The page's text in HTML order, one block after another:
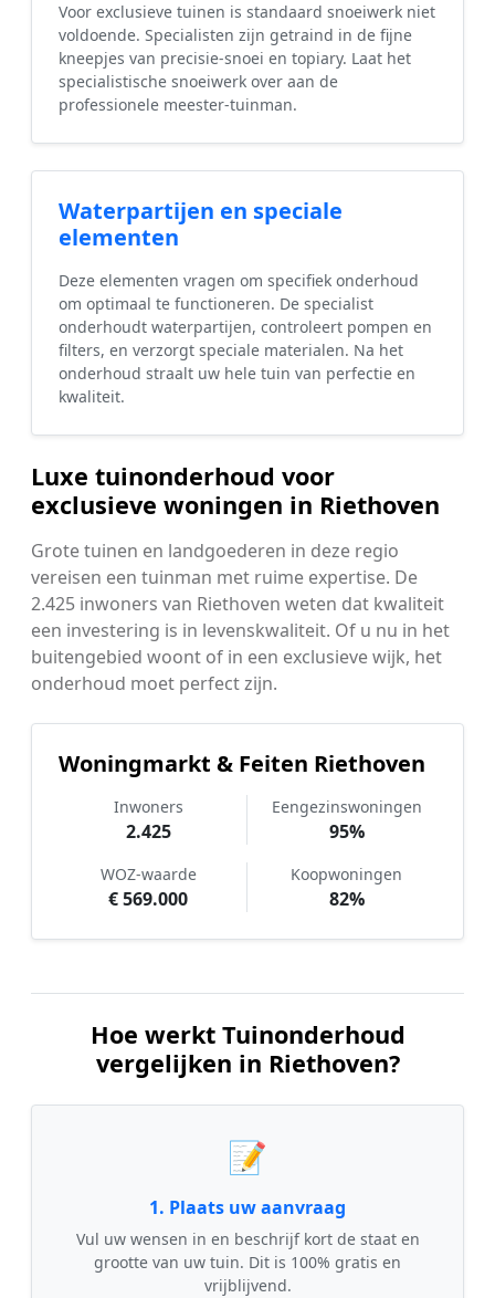
Voor exclusieve tuinen is standaard snoeiwerk niet
voldoende. Specialisten zijn getraind in de fijne
kneepjes van precisie-snoei en topiary. Laat het
specialistische snoeiwerk over aan de
professionele meester-tuinman.
Waterpartijen en speciale
elementen
Deze elementen vragen om specifiek onderhoud
om optimaal te functioneren. De specialist
onderhoudt waterpartijen, controleert pompen en
filters, en verzorgt speciale materialen. Na het
onderhoud straalt uw hele tuin van perfectie en
kwaliteit.
Luxe tuinonderhoud voor
exclusieve woningen in Riethoven
Grote tuinen en landgoederen in deze regio
vereisen een tuinman met ruime expertise. De
2.425 inwoners van Riethoven weten dat kwaliteit
een investering is in levenskwaliteit. Of u nu in het
buitengebied woont of in een exclusieve wijk, het
onderhoud moet perfect zijn.
Woningmarkt & Feiten Riethoven
Inwoners
2.425
Eengezinswoningen
95%
WOZ-waarde
€ 569.000
Koopwoningen
82%
Hoe werkt Tuinonderhoud
vergelijken in Riethoven?
📝
1. Plaats uw aanvraag
Vul uw wensen in en beschrijf kort de staat en
grootte van uw tuin. Dit is 100% gratis en
vrijblijvend.